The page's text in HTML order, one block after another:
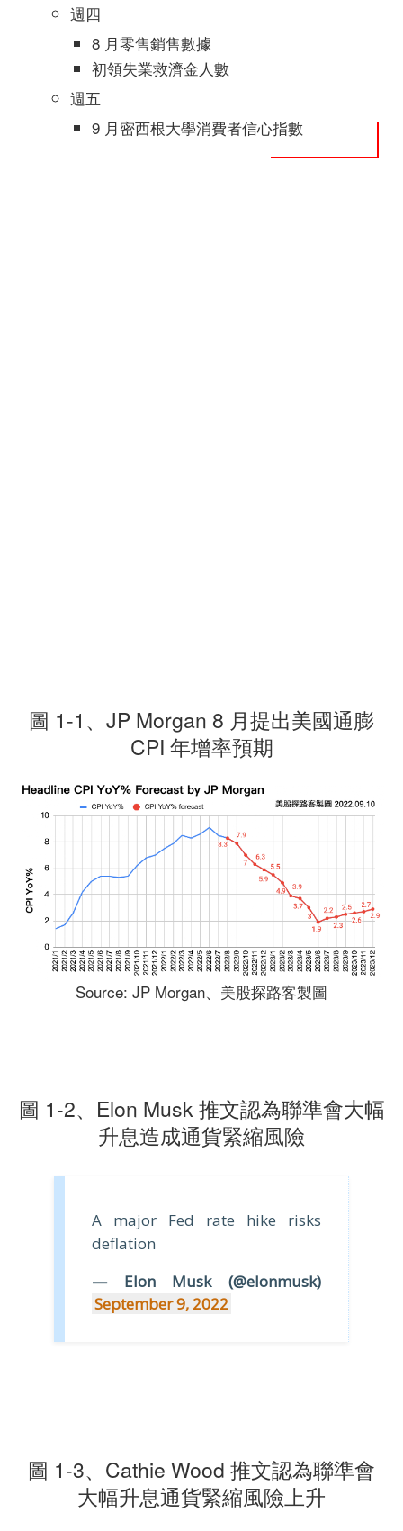
週四
8 月零售銷售數據
初領失業救濟金人數
週五
9 月密西根大學消費者信心指數
圖 1-1、JP Morgan 8 月提出美國通膨
CPI 年增率預期
Source: JP Morgan、美股探路客製圖
圖 1-2、Elon Musk 推文認為聯準會大幅
升息造成通貨緊縮風險
A major Fed rate hike risks
deflation
— Elon Musk (@elonmusk)
September 9, 2022
圖 1-3、Cathie Wood 推文認為聯準會
大幅升息通貨緊縮風險上升